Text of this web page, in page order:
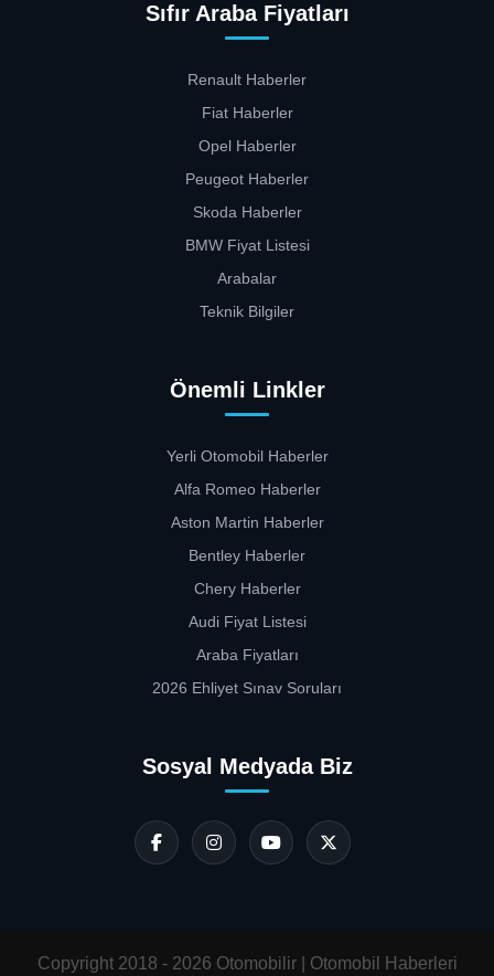
Sıfır Araba Fiyatları
Renault Haberler
Fiat Haberler
Opel Haberler
Peugeot Haberler
Skoda Haberler
BMW Fiyat Listesi
Arabalar
Teknik Bilgiler
Önemli Linkler
Yerli Otomobil Haberler
Alfa Romeo Haberler
Aston Martin Haberler
Bentley Haberler
Chery Haberler
Audi Fiyat Listesi
Araba Fiyatları
2026 Ehliyet Sınav Soruları
Sosyal Medyada Biz
Copyright 2018 - 2026 Otomobilir | Otomobil Haberleri